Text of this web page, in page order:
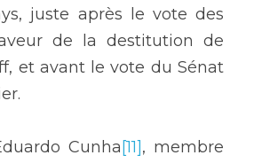
juste après le vote des
de la destitution de
et avant le vote du Sénat
Cunha [11], membre